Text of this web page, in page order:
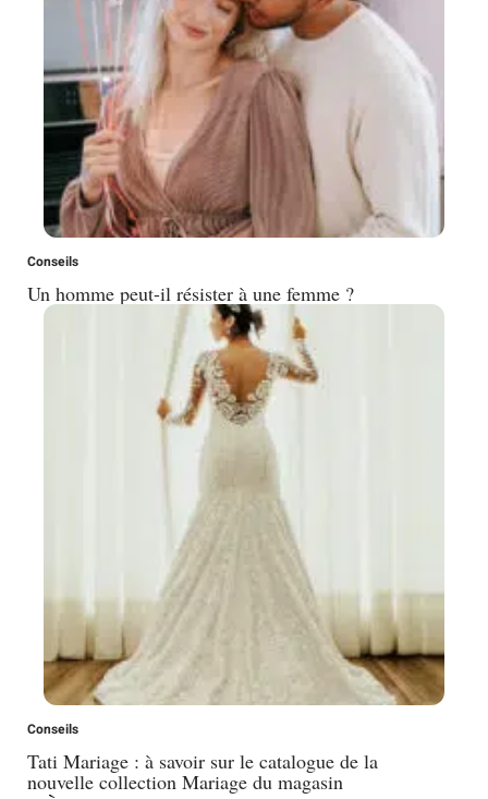
Conseils
Un homme peut-il résister à une femme ?
Conseils
Tati Mariage : à savoir sur le catalogue de la
nouvelle collection Mariage du magasin